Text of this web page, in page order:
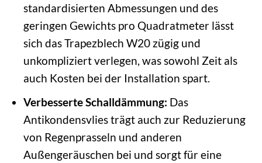
standardisierten Abmessungen und des
geringen Gewichts pro Quadratmeter lässt
sich das Trapezblech W20 zügig und
unkompliziert verlegen, was sowohl Zeit als
auch Kosten bei der Installation spart.
Verbesserte Schalldämmung: Das
Antikondensvlies trägt auch zur Reduzierung
von Regenprasseln und anderen
Außengeräuschen bei und sorgt für eine